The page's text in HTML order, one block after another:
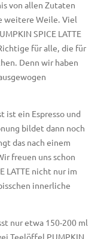
von allen Zutaten
weitere Weile. Viel
SPICE LATTE
für alle, die für
Denn wir haben
ist ein Espresso und
bildet dann noch
das nach einem
freuen uns schon
LATTE nicht nur im
innerliche
nur etwa 150-200 ml
Teelöffel PUMPKIN